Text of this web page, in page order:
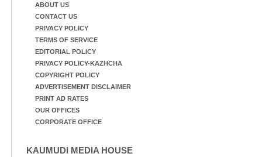
ABOUT US
CONTACT US
PRIVACY POLICY
TERMS OF SERVICE
EDITORIAL POLICY
PRIVACY POLICY-KAZHCHA
COPYRIGHT POLICY
ADVERTISEMENT DISCLAIMER
PRINT AD RATES
OUR OFFICES
CORPORATE OFFICE
KAUMUDI MEDIA HOUSE